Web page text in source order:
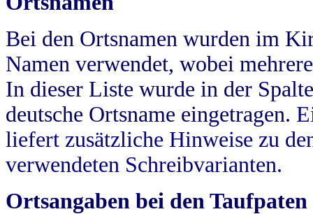
Bei den Ortsnamen wurden im
Namen verwendet, wobei
In dieser Liste wurde in der
deutsche Ortsname eingetragen.
liefert zusätzliche Hinweise zu
verwendeten Schreibvarianten.
Ortsangaben bei den Taufpaten